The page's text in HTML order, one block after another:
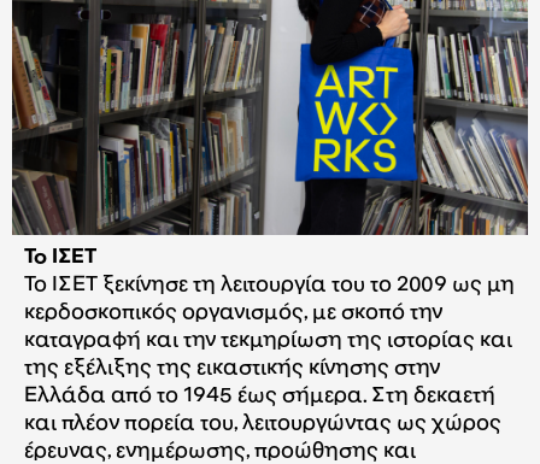
Το ΙΣΕΤ
Το ΙΣΕΤ ξεκίνησε τη λειτουργία του το 2009 ως μη
κερδοσκοπικός οργανισμός, με σκοπό την
καταγραφή και την τεκμηρίωση της ιστορίας και
της εξέλιξης της εικαστικής κίνησης στην
Ελλάδα από το 1945 έως σήμερα. Στη δεκαετή
και πλέον πορεία του, λειτουργώντας ως χώρος
έρευνας, ενημέρωσης, προώθησης και